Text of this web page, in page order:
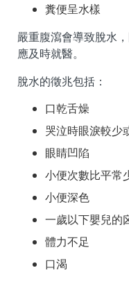
糞便呈水樣
嚴重腹瀉會導致脫水，
應及時就醫。
脫水的徵兆包括：
口乾舌燥
哭泣時眼淚較少
眼睛凹陷
小便次數比平常
小便深色
一歲以下嬰兒的
體力不足
口渴